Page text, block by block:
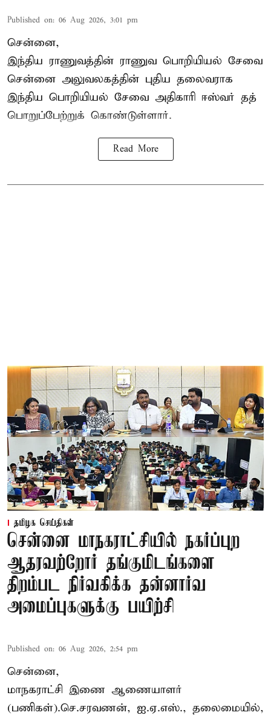
Published on: 06 Aug 2026, 3:01 pm
சென்னை,
இந்திய ராணுவத்தின் ராணுவ பொறியியல் சேவை
சென்னை அலுவலகத்தின் புதிய தலைவராக
இந்திய பொறியியல் சேவை அதிகாரி ஈஸ்வர் தத்
பொறுப்பேற்றுக் கொண்டுள்ளார்.
Read More
தமிழக செய்திகள்
சென்னை மாநகராட்சியில் நகர்ப்புற
ஆதரவற்றோர் தங்குமிடங்களை
திறம்பட நிர்வகிக்க தன்னார்வ
அமைப்புகளுக்கு பயிற்சி
Published on: 06 Aug 2026, 2:54 pm
சென்னை,
மாநகராட்சி இணை ஆணையாளர்
(பணிகள்).செ.சரவணன், ஐ.ஏ.எஸ்., தலைமையில்,